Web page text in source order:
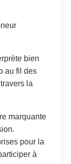
bien
au fil des
la
marquante
pour la
à